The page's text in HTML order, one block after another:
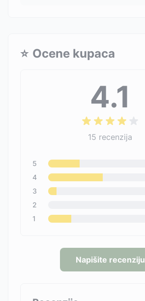
⭐ Ocene kupaca
4.1
15 recenzija
5
4
3
2
1
Napišite recenziju